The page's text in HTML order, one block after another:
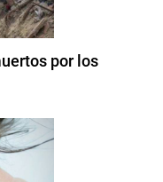
por los